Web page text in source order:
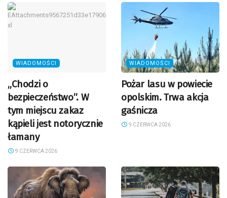
WIADOMOŚCI
„Chodzi o
bezpieczeństwo”. W
tym miejscu zakaz
kąpieli jest notorycznie
łamany
9 CZERWCA 2026
WIADOMOŚCI
Pożar lasu w powiecie
opolskim. Trwa akcja
gaśnicza
9 CZERWCA 2026